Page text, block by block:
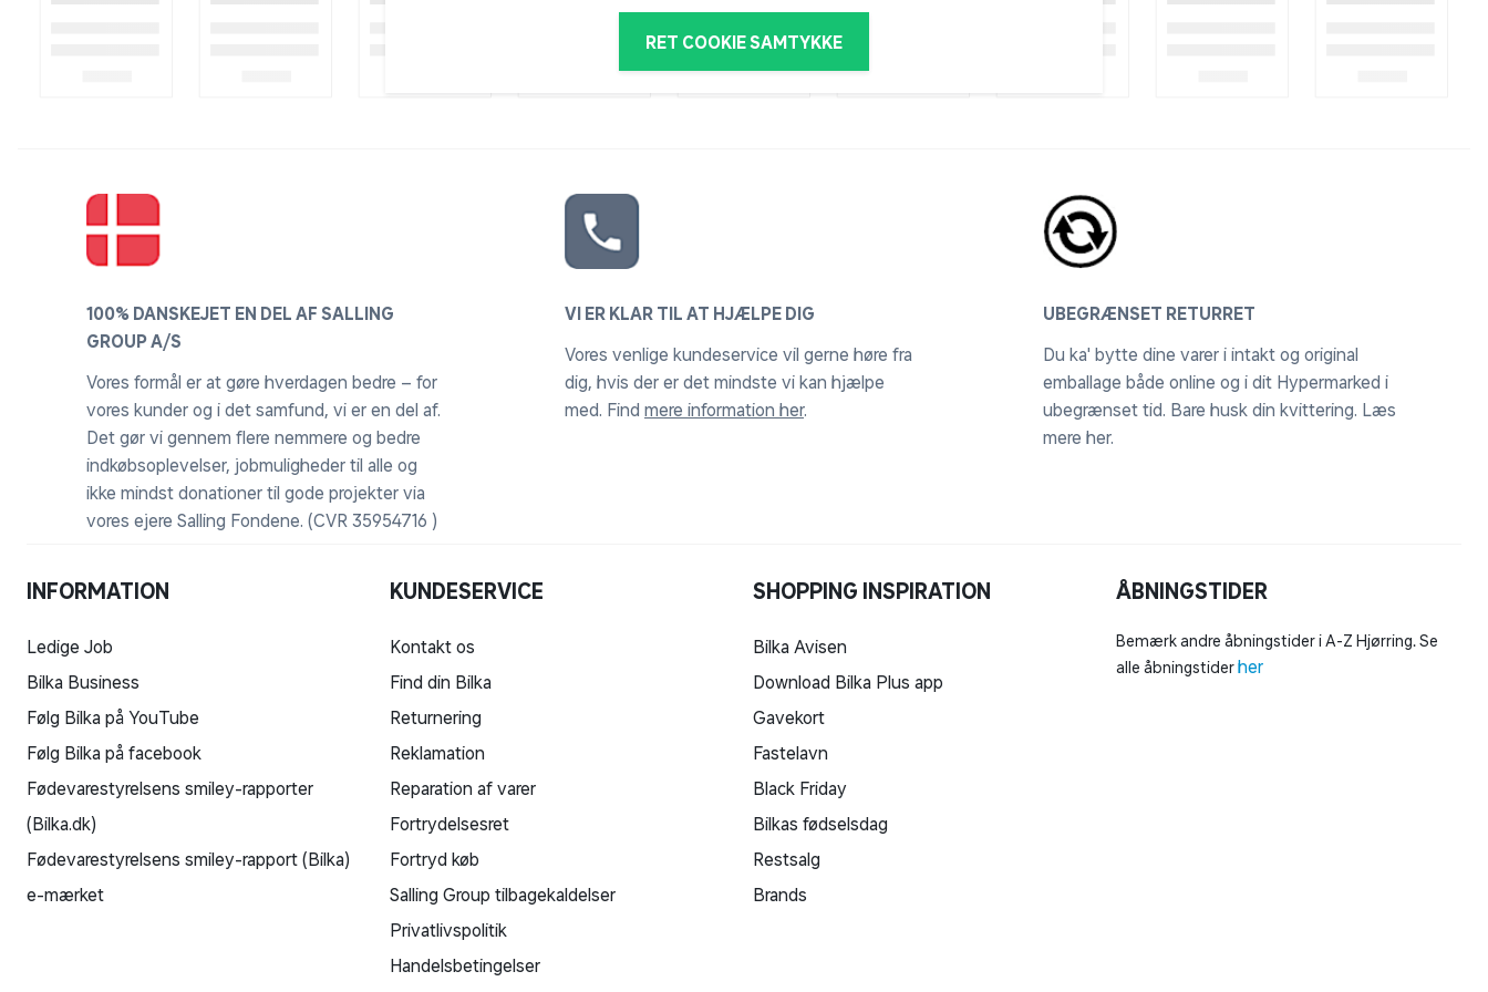
RET COOKIE SAMTYKKE
100% DANSKEJET EN DEL AF SALLING
GROUP A/S
Vores formål er at gøre hverdagen bedre – for
vores kunder og i det samfund, vi er en del af.
Det gør vi gennem flere nemmere og bedre
indkøbsoplevelser, jobmuligheder til alle og
ikke mindst donationer til gode projekter via
vores ejere Salling Fondene. (CVR 35954716 )
VI ER KLAR TIL AT HJÆLPE DIG
Vores venlige kundeservice vil gerne høre fra
dig, hvis der er det mindste vi kan hjælpe
med. Find mere information her.
UBEGRÆNSET RETURRET
Du ka' bytte dine varer i intakt og original
emballage både online og i dit Hypermarked i
ubegrænset tid. Bare husk din kvittering. Læs
mere her.
INFORMATION
Ledige Job
Bilka Business
Følg Bilka på YouTube
Følg Bilka på facebook
Fødevarestyrelsens smiley-rapporter
(Bilka.dk)
Fødevarestyrelsens smiley-rapport (Bilka)
e-mærket
KUNDESERVICE
Kontakt os
Find din Bilka
Returnering
Reklamation
Reparation af varer
Fortrydelsesret
Fortryd køb
Salling Group tilbagekaldelser
Privatlivspolitik
Handelsbetingelser
SHOPPING INSPIRATION
Bilka Avisen
Download Bilka Plus app
Gavekort
Fastelavn
Black Friday
Bilkas fødselsdag
Restsalg
Brands
ÅBNINGSTIDER
Bemærk andre åbningstider i A-Z Hjørring. Se
alle åbningstiderher